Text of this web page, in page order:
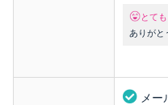
とて
ありがと
メー